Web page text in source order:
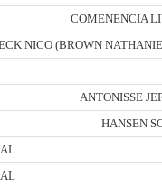
COMENENCIA
NICO (BROWN
ANTONISSE
HANSEN